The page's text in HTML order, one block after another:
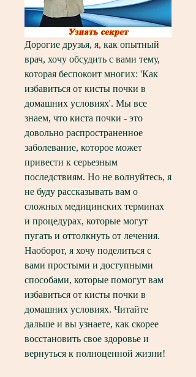
Дорогие друзья, я, как опытный
врач, хочу обсудить с вами тему,
которая беспокоит многих: 'Как
избавиться от кисты почки в
домашних условиях'. Мы все
знаем, что киста почки - это
довольно распространенное
заболевание, которое может
привести к серьезным
последствиям. Но не волнуйтесь, я
не буду рассказывать вам о
сложных медицинских терминах
и процедурах, которые могут
пугать и оттолкнуть от лечения.
Наоборот, я хочу поделиться с
вами простыми и доступными
способами, которые помогут вам
избавиться от кисты почки в
домашних условиях. Читайте
дальше и вы узнаете, как скорее
восстановить свое здоровье и
вернуться к полноценной жизни!